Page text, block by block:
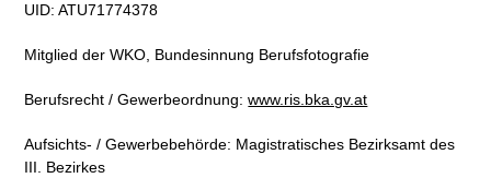
UID: ATU71774378
Mitglied der WKO, Bundesinnung Berufsfotografie
Berufsrecht / Gewerbeordnung:www.ris.bka.gv.at
Aufsichts- / Gewerbebehörde: Magistratisches Bezirksamt des
III. Bezirkes